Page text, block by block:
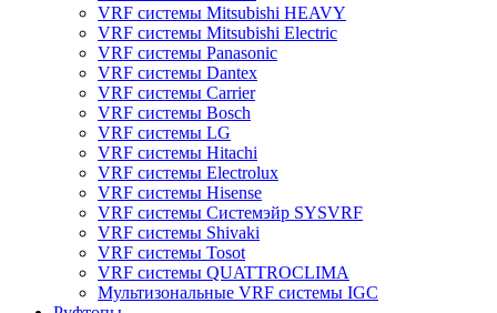
VRF системы Mitsubishi HEAVY
VRF системы Mitsubishi Electric
VRF системы Panasonic
VRF системы Dantex
VRF системы Carrier
VRF системы Bosch
VRF системы LG
VRF системы Hitachi
VRF системы Electrolux
VRF системы Hisense
VRF системы Системэйр SYSVRF
VRF системы Shivaki
VRF системы Tosot
VRF системы QUATTROCLIMA
Мультизональные VRF системы IGC